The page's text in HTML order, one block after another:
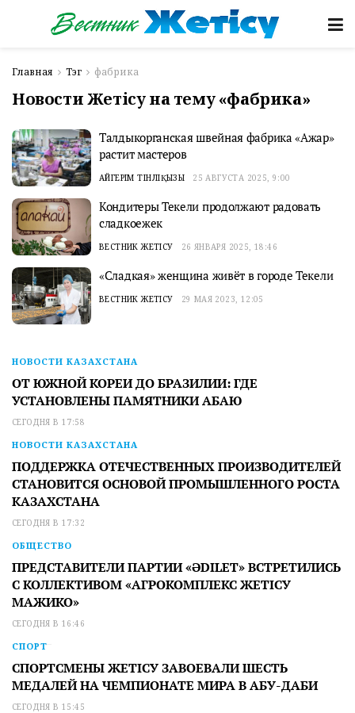
Главная Тэг фабрика
Новости Жетісу на тему «фабрика»
Талдыкорганская швейная фабрика «Ажар»
растит мастеров
АЙГЕРІМ ТІНӘЛІҚЫЗЫ 25 АВГУСТА 2025, 9:00
Кондитеры Текели продолжают радовать
сладкоежек
ВЕСТНИК ЖЕТІСУ 26 ЯНВАРЯ 2025, 18:46
«Сладкая» женщина живёт в городе Текели
ВЕСТНИК ЖЕТІСУ 29 МАЯ 2023, 12:05
НОВОСТИ КАЗАХСТАНА
ОТ ЮЖНОЙ КОРЕИ ДО БРАЗИЛИИ: ГДЕ
УСТАНОВЛЕНЫ ПАМЯТНИКИ АБАЮ
СЕГОДНЯ В 17:58
НОВОСТИ КАЗАХСТАНА
ПОДДЕРЖКА ОТЕЧЕСТВЕННЫХ ПРОИЗВОДИТЕЛЕЙ
СТАНОВИТСЯ ОСНОВОЙ ПРОМЫШЛЕННОГО РОСТА
КАЗАХСТАНА
СЕГОДНЯ В 17:32
ОБЩЕСТВО
ПРЕДСТАВИТЕЛИ ПАРТИИ «ӘDILET» ВСТРЕТИЛИСЬ
С КОЛЛЕКТИВОМ «АГРОКОМПЛЕКС ЖЕТІСУ
МАЖИКО»
СЕГОДНЯ В 16:46
СПОРТ
СПОРТСМЕНЫ ЖЕТІСУ ЗАВОЕВАЛИ ШЕСТЬ
МЕДАЛЕЙ НА ЧЕМПИОНАТЕ МИРА В АБУ-ДАБИ
СЕГОДНЯ В 15:45